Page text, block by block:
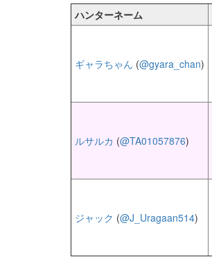
ハンターネーム
ギャラちゃん (@gyara_chan)
ルサルカ (@TA01057876)
ジャック (@J_Uragaan514)